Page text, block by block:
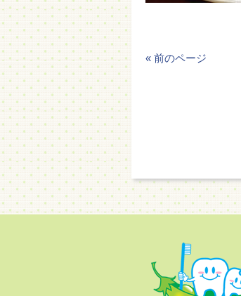
« 前のページ